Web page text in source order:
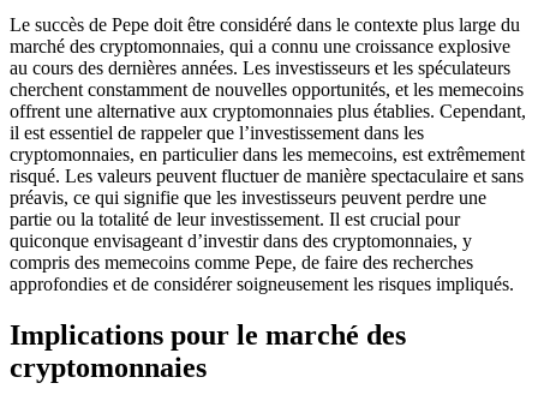
Le succès de Pepe doit être considéré dans le contexte plus large du
marché des cryptomonnaies, qui a connu une croissance explosive
au cours des dernières années. Les investisseurs et les spéculateurs
cherchent constamment de nouvelles opportunités, et les memecoins
offrent une alternative aux cryptomonnaies plus établies. Cependant,
il est essentiel de rappeler que l’investissement dans les
cryptomonnaies, en particulier dans les memecoins, est extrêmement
risqué. Les valeurs peuvent fluctuer de manière spectaculaire et sans
préavis, ce qui signifie que les investisseurs peuvent perdre une
partie ou la totalité de leur investissement. Il est crucial pour
quiconque envisageant d’investir dans des cryptomonnaies, y
compris des memecoins comme Pepe, de faire des recherches
approfondies et de considérer soigneusement les risques impliqués.
Implications pour le marché des
cryptomonnaies